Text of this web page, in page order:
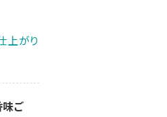
上がり
味ご